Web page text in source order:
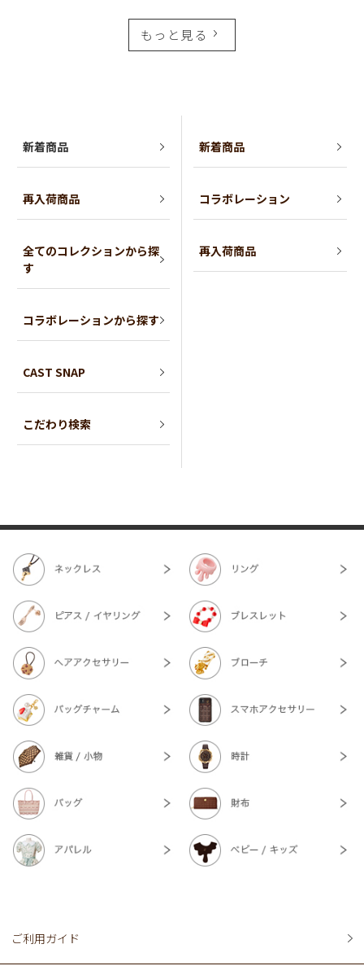
もっと見る
新着商品
再入荷商品
全てのコレクションから探
す
コラボレーションから探す
CAST SNAP
こだわり検索
新着商品
コラボレーション
再入荷商品
ご利用ガイド